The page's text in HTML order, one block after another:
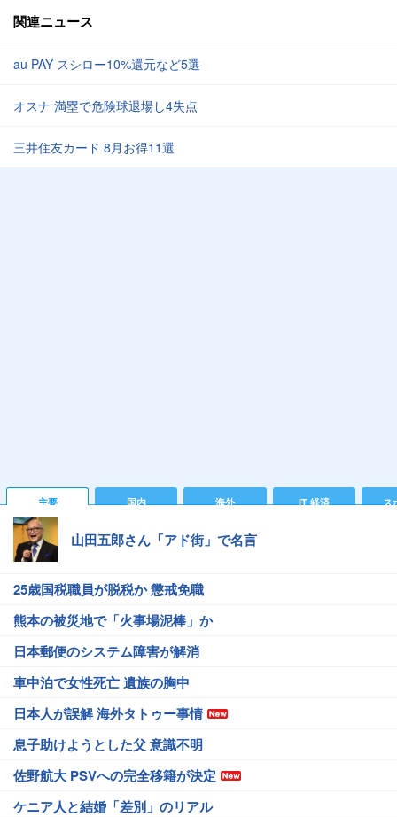
関連ニュース
au PAY スシロー10%還元など5選
オスナ 満塁で危険球退場し4失点
三井住友カード 8月お得11選
主要 国内 海外 IT 経済 ス
山田五郎さん「アド街」で名言
25歳国税職員が脱税か 懲戒免職
熊本の被災地で「火事場泥棒」か
日本郵便のシステム障害が解消
車中泊で女性死亡 遺族の胸中
日本人が誤解 海外タトゥー事情
息子助けようとした父 意識不明
佐野航大 PSVへの完全移籍が決定
ケニア人と結婚「差別」のリアル